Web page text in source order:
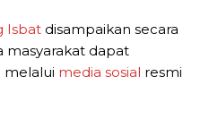
Isbat disampaikan secara
masyarakat dapat
melalui media sosial resmi